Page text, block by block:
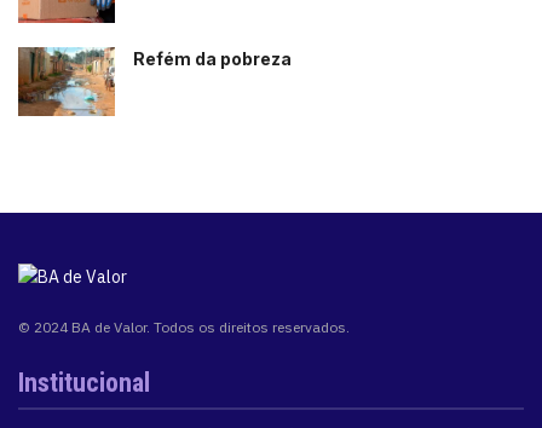
Refém da pobreza
© 2024 BA de Valor. Todos os direitos reservados.
Institucional